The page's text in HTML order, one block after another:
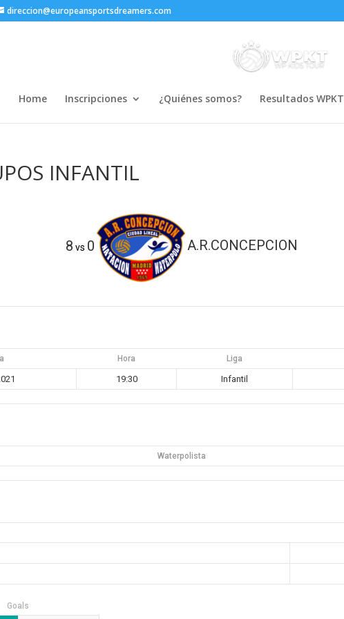
direccion@europeansportsdreamers.com
Home Inscripciones ¿Quiénes somos? Resultados WPKT
INFANTIL
8 vs 0 A.R.CONCEPCION
Hora Liga
19:30 Infantil
Waterpolista
Goals